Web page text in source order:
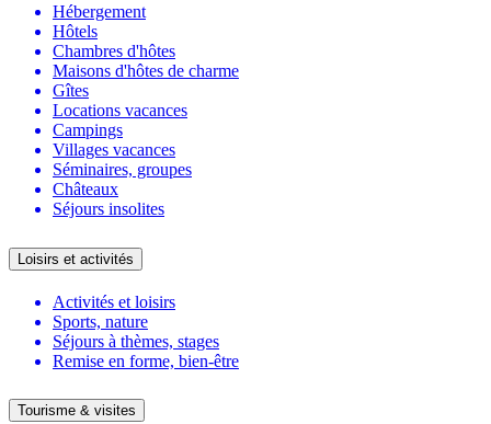
Hébergement
Hôtels
Chambres d'hôtes
Maisons d'hôtes de charme
Gîtes
Locations vacances
Campings
Villages vacances
Séminaires, groupes
Châteaux
Séjours insolites
Loisirs et activités
Activités et loisirs
Sports, nature
Séjours à thèmes, stages
Remise en forme, bien-être
Tourisme & visites